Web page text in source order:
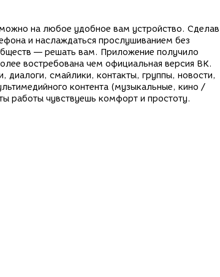
на любое удобное вам устройство. Сделав
и наслаждаться прослушиванием без
— решать вам. Приложение получило
востребована чем официальная версия ВК.
смайлики, контакты, группы, новости,
контента (музыкальные, кино /
работы чувствуешь комфорт и простоту.